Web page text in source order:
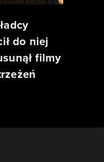
do niej
filmy